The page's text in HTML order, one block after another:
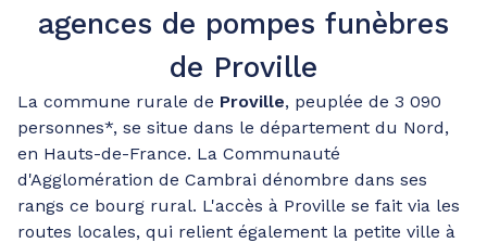
agences de pompes funèbres
de Proville
La commune rurale de Proville, peuplée de 3 090
personnes*, se situe dans le département du Nord,
en Hauts-de-France. La Communauté
d'Agglomération de Cambrai dénombre dans ses
rangs ce bourg rural. L'accès à Proville se fait via les
routes locales, qui relient également la petite ville à